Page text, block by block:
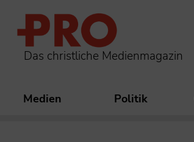
Das christliche Medienmagazin
Medien Politik